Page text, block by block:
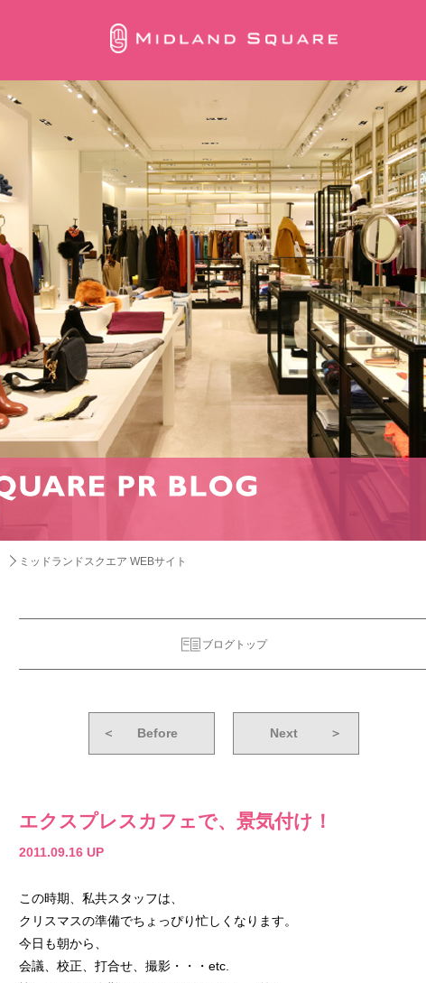
ミッドランドスクエア WEBサイト
ブログトップ
＜ Before Next ＞
エクスプレスカフェで、景気付け！
2011.09.16 UP
この時期、私共スタッフは、
クリスマスの準備でちょっぴり忙しくなります。
今日も朝から、
会議、校正、打合せ、撮影・・・etc.